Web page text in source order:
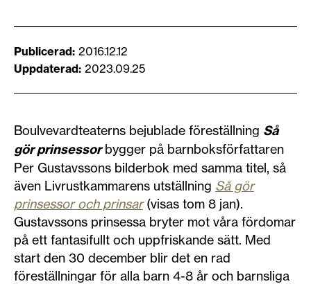
Publicerad 2016.12.12
Uppdaterad 2023.09.25
Boulvevardteaterns bejublade föreställning Så
gör prinsessorbygger på barnboksförfattaren
Per Gustavssons bilderbok med samma titel, så
även Livrustkammarens utställning Så gör
prinsessor och prinsar(visas tom 8 jan).
Gustavssons prinsessa bryter mot våra fördomar
på ett fantasifullt och uppfriskande sätt. Med
start den 30 december blir det en rad
föreställningar för alla barn 4-8 år och barnsliga